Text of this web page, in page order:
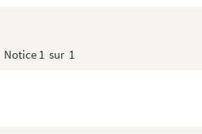
Notice 1 sur 1